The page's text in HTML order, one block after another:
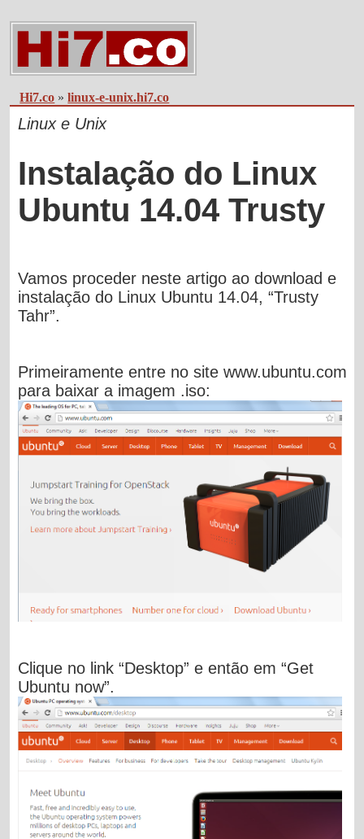
Hi7.co »linux-e-unix.hi7.co
Linux e Unix
Instalação do Linux
Ubuntu 14.04 Trusty
Vamos proceder neste artigo ao download e
instalação do Linux Ubuntu 14.04, “Trusty
Tahr”.
Primeiramente entre no sitewww.ubuntu.com
para baixar a imagem .iso:
Clique no link “Desktop” e então em “Get
Ubuntu now”.